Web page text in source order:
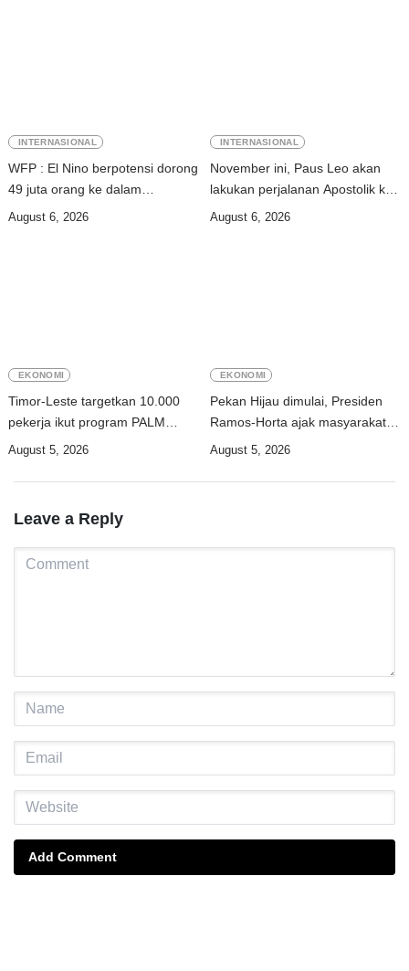
INTERNASIONAL
WFP : El Nino berpotensi dorong
49 juta orang ke dalam
kerawanan pangan akut
August 6, 2026
INTERNASIONAL
November ini, Paus Leo akan
lakukan perjalanan Apostolik ke
Uruguay, Argentina, dan Peru
August 6, 2026
EKONOMI
Timor-Leste targetkan 10.000
pekerja ikut program PALM
Scheme Australia pada 2028
August 5, 2026
EKONOMI
Pekan Hijau dimulai, Presiden
Ramos-Horta ajak masyarakat
hadapi fenomena Super El Nino
August 5, 2026
Leave a Reply
Add Comment